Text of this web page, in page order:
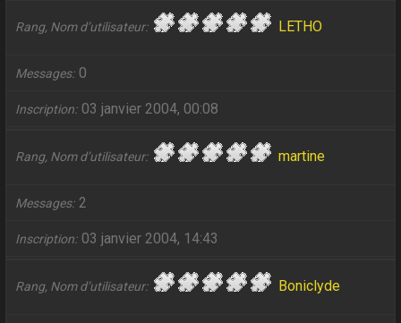
Rang, Nom d’utilisateur LETHO
Messages 0
Inscription 03 janvier 2004, 00:08
Rang, Nom d’utilisateur martine
Messages 2
Inscription 03 janvier 2004, 14:43
Rang, Nom d’utilisateur Boniclyde